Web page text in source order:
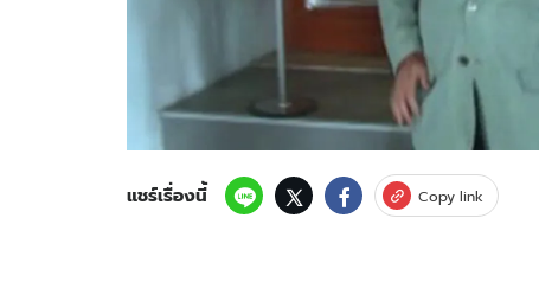
แชร์เรื่องนี้ Copy link